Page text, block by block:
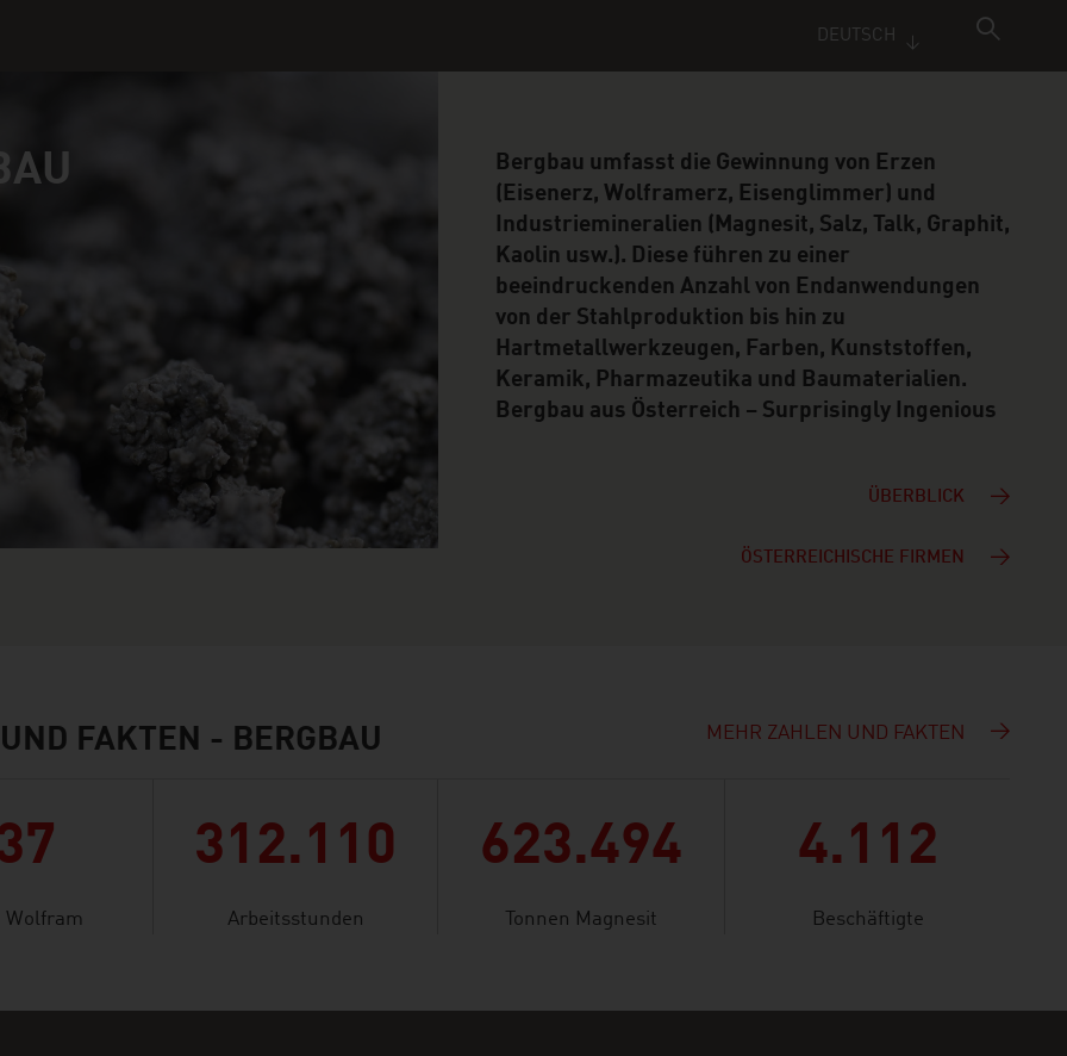
DEUTSCH
Bergbau umfasst die Gewinnung von Erzen
(Eisenerz, Wolframerz, Eisenglimmer) und
Industriemineralien (Magnesit, Salz, Talk, Graphit,
Kaolin usw.). Diese führen zu einer
beeindruckenden Anzahl von Endanwendungen
von der Stahlproduktion bis hin zu
Hartmetallwerkzeugen, Farben, Kunststoffen,
Keramik, Pharmazeutika und Baumaterialien.
Bergbau aus Österreich – Surprisingly Ingenious
ÜBERBLICK
ÖSTERREICHISCHE FIRMEN
FAKTEN - BERGBAU MEHR ZAHLEN UND FAKTEN
Wolfram
312.110
Arbeitsstunden
623.494
Tonnen Magnesit
4.112
Beschäftigte